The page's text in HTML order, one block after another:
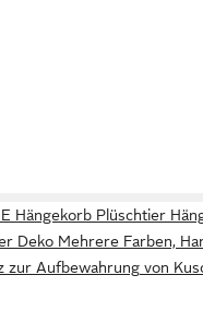
Hängekorb Plüschtier
Deko Mehrere Farben,
zur Aufbewahrung von